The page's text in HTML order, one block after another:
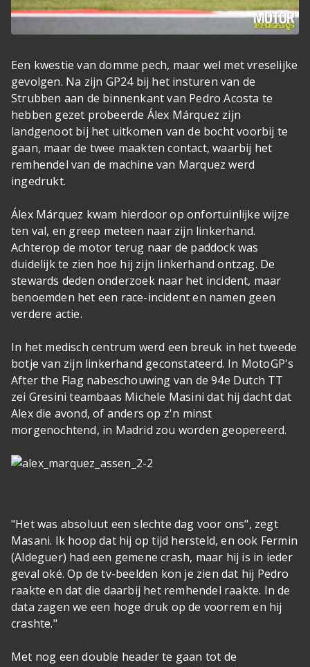
Een kwestie van domme pech, maar wel met vreselijke
gevolgen. Na zijn GP24 bij het insturen van de
Strubben aan de binnenkant van Pedro Acosta te
hebben gezet probeerde Álex Márquez zijn
landgenoot bij het uitkomen van de bocht voorbij te
gaan, maar de twee maakten contact, waarbij het
remhendel van de machine van Marquez werd
ingedrukt.
Álex Márquez kwam hierdoor op onfortuinlijke wijze
ten val, en greep meteen naar zijn linkerhand.
Achterop de motor terug naar de paddock was
duidelijk te zien hoe hij zijn linkerhand ontzag. De
stewards deden onderzoek naar het incident, maar
benoemden het een race-incident en namen geen
verdere actie.
In het medisch centrum werd een breuk in het tweede
botje van zijn linkerhand geconstateerd. In MotoGP's
After the Flag nabeschouwing van de 94e Dutch TT
zei Gresini teambaas Michele Masini dat hij dacht dat
Alex die avond, of anders op z'n minst
morgenochtend, in Madrid zou worden geopereerd.
"Het was absoluut een slechte dag voor ons", zegt
Masani. Ik hoop dat hij op tijd hersteld, en ook Fermin
(Aldeguer) had een gemene crash, maar hij is in ieder
geval oké. Op de tv-beelden kon je zien dat hij Pedro
raakte en dat die daarbij het remhendel raakte. In de
data zagen we een hoge druk op de voorrem en hij
crashte."
Met nog een double header te gaan tot de